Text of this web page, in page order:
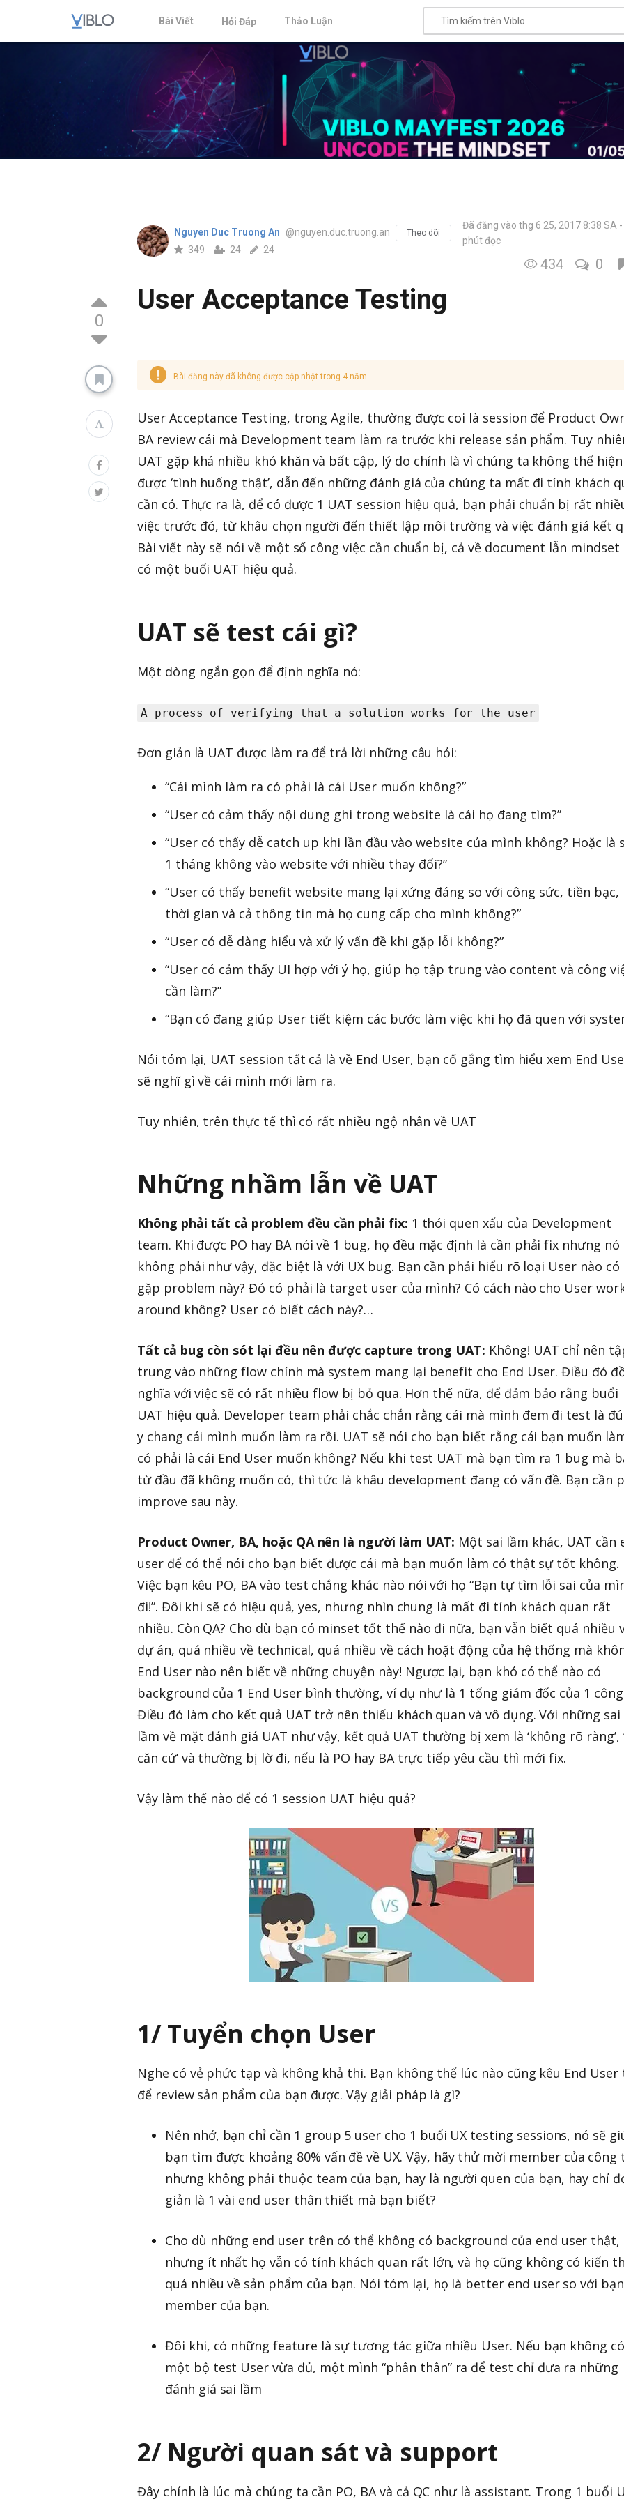
Bài Viết Hỏi Đáp Thảo Luận
0
Nguyen Duc Truong An @nguyen.duc.truong.an Theo dõi
349 24 24
Đã đăng vào thg 6 25, 2017 8:38 SA
phút đọc
434 0
User Acceptance Testing
Bài đăng này đã không được cập nhật trong 4 năm
User Acceptance Testing, trong Agile, thường được coi là session để Product
BA review cái mà Development team làm ra trước khi release sản phẩm. Tuy
UAT gặp khá nhiều khó khăn và bất cập, lý do chính là vì chúng ta không thể hiện
được ‘tình huống thật’, dẫn đến những đánh giá của chúng ta mất đi tính khách
cần có. Thực ra là, để có được 1 UAT session hiệu quả, bạn phải chuẩn bị rất
việc trước đó, từ khâu chọn người đến thiết lập môi trường và việc đánh giá kết
Bài viết này sẽ nói về một số công việc cần chuẩn bị, cả về document lẫn mindset
có một buổi UAT hiệu quả.
UAT sẽ test cái gì?
Một dòng ngắn gọn để định nghĩa nó:
A process of verifying that a solution works for the user
Đơn giản là UAT được làm ra để trả lời những câu hỏi:
“Cái mình làm ra có phải là cái User muốn không?”
“User có cảm thấy nội dung ghi trong website là cái họ đang tìm?”
“User có thấy dễ catch up khi lần đầu vào website của mình không? Hoặc là
1 tháng không vào website với nhiều thay đổi?”
“User có thấy benefit website mang lại xứng đáng so với công sức, tiền bạc,
thời gian và cả thông tin mà họ cung cấp cho mình không?”
“User có dễ dàng hiểu và xử lý vấn đề khi gặp lỗi không?”
“User có cảm thấy UI hợp với ý họ, giúp họ tập trung vào content và công
cần làm?”
“Bạn có đang giúp User tiết kiệm các bước làm việc khi họ đã quen với
Nói tóm lại, UAT session tất cả là về End User, bạn cố gắng tìm hiểu xem End
sẽ nghĩ gì về cái mình mới làm ra.
Tuy nhiên, trên thực tế thì có rất nhiều ngộ nhân về UAT
Những nhầm lẫn về UAT
Không phải tất cả problem đều cần phải fix: 1 thói quen xấu của Development
team. Khi được PO hay BA nói về 1 bug, họ đều mặc định là cần phải fix nhưng nó
không phải như vậy, đặc biệt là với UX bug. Bạn cần phải hiểu rõ loại User nào
gặp problem này? Đó có phải là target user của mình? Có cách nào cho User
around không? User có biết cách này?…
Tất cả bug còn sót lại đều nên được capture trong UAT: Không! UAT chỉ nên
trung vào những flow chính mà system mang lại benefit cho End User. Điều đó
nghĩa với việc sẽ có rất nhiều flow bị bỏ qua. Hơn thế nữa, để đảm bảo rằng buổi
UAT hiệu quả. Developer team phải chắc chắn rằng cái mà mình đem đi test là
y chang cái mình muốn làm ra rồi. UAT sẽ nói cho bạn biết rằng cái bạn muốn
có phải là cái End User muốn không? Nếu khi test UAT mà bạn tìm ra 1 bug mà
từ đầu đã không muốn có, thì tức là khâu development đang có vấn đề. Bạn cần
improve sau này.
Product Owner, BA, hoặc QA nên là người làm UAT: Một sai lầm khác, UAT cần
user để có thể nói cho bạn biết được cái mà bạn muốn làm có thật sự tốt không.
Việc bạn kêu PO, BA vào test chẳng khác nào nói với họ “Bạn tự tìm lỗi sai của
đi!”. Đôi khi sẽ có hiệu quả, yes, nhưng nhìn chung là mất đi tính khách quan rất
nhiều. Còn QA? Cho dù bạn có minset tốt thế nào đi nữa, bạn vẫn biết quá nhiều
dự án, quá nhiều về technical, quá nhiều về cách hoặt động của hệ thống mà
End User nào nên biết về những chuyện này! Ngược lại, bạn khó có thể nào có
background của 1 End User bình thường, ví dụ như là 1 tổng giám đốc của 1
Điều đó làm cho kết quả UAT trở nên thiếu khách quan và vô dụng. Với những sai
lầm về mặt đánh giá UAT như vậy, kết quả UAT thường bị xem là ‘không rõ ràng’,
căn cứ’ và thường bị lờ đi, nếu là PO hay BA trực tiếp yêu cầu thì mới fix.
Vậy làm thế nào để có 1 session UAT hiệu quả?
1/ Tuyển chọn User
Nghe có vẻ phức tạp và không khả thi. Bạn không thể lúc nào cũng kêu End User
để review sản phẩm của bạn được. Vậy giải pháp là gì?
Nên nhớ, bạn chỉ cần 1 group 5 user cho 1 buổi UX testing sessions, nó sẽ
bạn tìm được khoảng 80% vấn đề về UX. Vậy, hãy thử mời member của công
nhưng không phải thuộc team của bạn, hay là người quen của bạn, hay chỉ
giản là 1 vài end user thân thiết mà bạn biết?
Cho dù những end user trên có thể không có background của end user thật,
nhưng ít nhất họ vẫn có tính khách quan rất lớn, và họ cũng không có kiến
quá nhiều về sản phẩm của bạn. Nói tóm lại, họ là better end user so với
member của bạn.
Đôi khi, có những feature là sự tương tác giữa nhiều User. Nếu bạn không có
một bộ test User vừa đủ, một mình “phân thân” ra để test chỉ đưa ra những
đánh giá sai lầm
2/ Người quan sát và support
Đây chính là lúc mà chúng ta cần PO, BA và cả QC như là assistant. Trong 1 buổi